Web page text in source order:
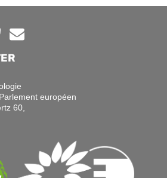
européen
60,